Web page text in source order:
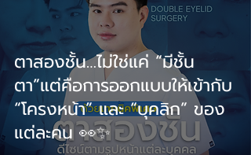
ตาสองชั้น…ไม่ใช่แค่ “มีชั้น
ตา”แต่คือการออกแบบให้เข้ากับ
“โครงหน้า” และ “บุคลิก” ของ
แต่ละคน 👀✨